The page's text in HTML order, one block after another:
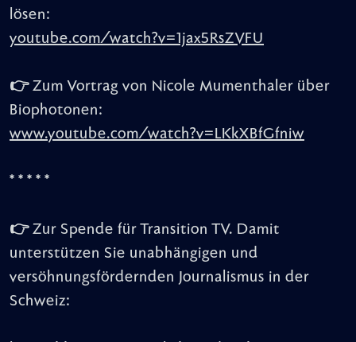
lösen:
youtube.com/watch?v=1jax5RsZVFU
👉 Zum Vortrag von Nicole Mumenthaler über
Biophotonen:
www.youtube.com/watch?v=LKkXBfGfniw
* * * * *
👉 Zur Spende für Transition TV. Damit
unterstützen Sie unabhängigen und
versöhnungsfördernden Journalismus in der
Schweiz: